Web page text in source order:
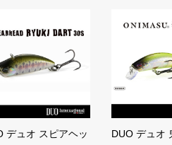
デュオ スピアヘッ
DUO デュオ